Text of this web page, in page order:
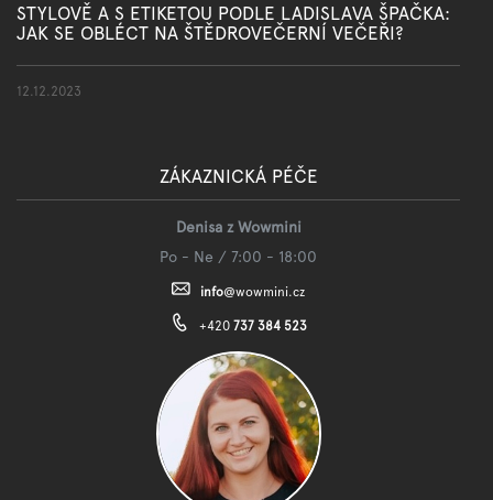
STYLOVĚ A S ETIKETOU PODLE LADISLAVA ŠPAČKA:
JAK SE OBLÉCT NA ŠTĚDROVEČERNÍ VEČEŘI?
12.12.2023
ZÁKAZNICKÁ PÉČE
Denisa z Wowmini
Po - Ne / 7:00 - 18:00
info@wowmini.cz
+420 737 384 523